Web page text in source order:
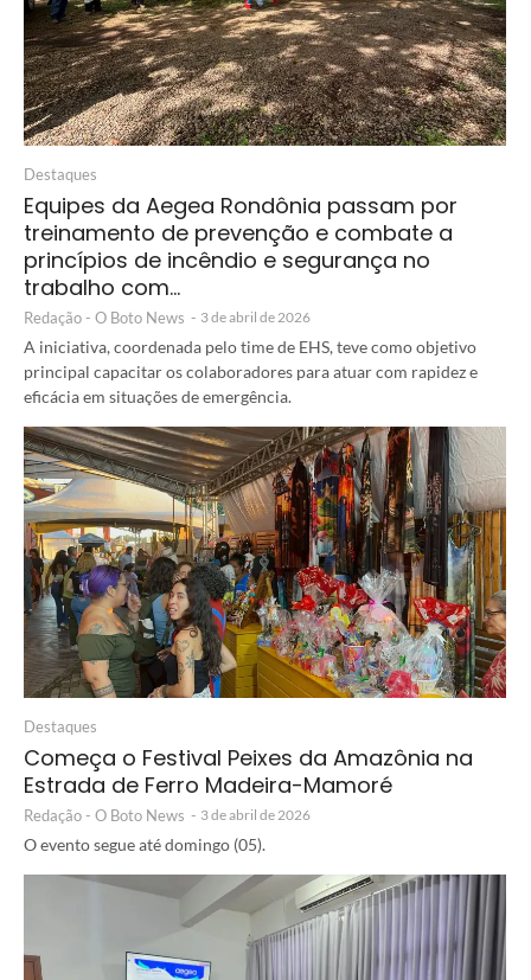
Destaques
Equipes da Aegea Rondônia passam por
treinamento de prevenção e combate a
princípios de incêndio e segurança no
trabalho com…
Redação - O Boto News - 3 de abril de 2026
A iniciativa, coordenada pelo time de EHS, teve como objetivo
principal capacitar os colaboradores para atuar com rapidez e
eficácia em situações de emergência.
Destaques
Começa o Festival Peixes da Amazônia na
Estrada de Ferro Madeira-Mamoré
Redação - O Boto News - 3 de abril de 2026
O evento segue até domingo (05).